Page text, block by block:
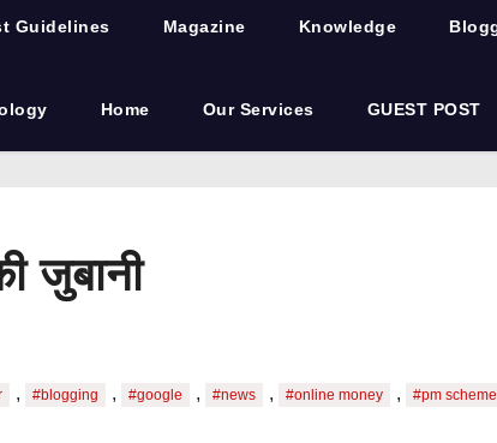
Guidelines Magazine Knowledge
Home Our Services GUEST POST
जुबानी
, #blogging , #google , #news , #online money , #pm scheme